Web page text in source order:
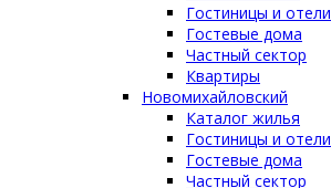
Гостиницы и отели
Гостевые дома
Частный сектор
Квартиры
Новомихайловский
Каталог жилья
Гостиницы и отели
Гостевые дома
Частный сектор